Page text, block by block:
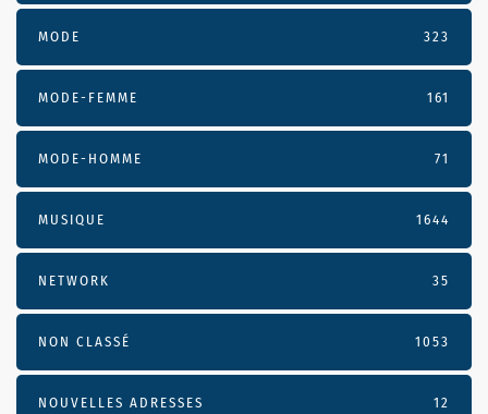
MODE 323
MODE-FEMME 161
MODE-HOMME 71
MUSIQUE 1644
NETWORK 35
NON CLASSÉ 1053
NOUVELLES ADRESSES 12